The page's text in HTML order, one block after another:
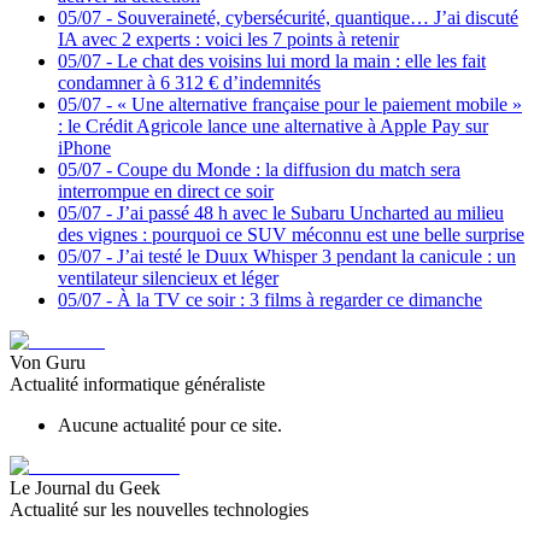
05/07 - Souveraineté, cybersécurité, quantique… J’ai discuté
IA avec 2 experts : voici les 7 points à retenir
05/07 - Le chat des voisins lui mord la main : elle les fait
condamner à 6 312 € d’indemnités
05/07 - « Une alternative française pour le paiement mobile »
: le Crédit Agricole lance une alternative à Apple Pay sur
iPhone
05/07 - Coupe du Monde : la diffusion du match sera
interrompue en direct ce soir
05/07 - J’ai passé 48 h avec le Subaru Uncharted au milieu
des vignes : pourquoi ce SUV méconnu est une belle surprise
05/07 - J’ai testé le Duux Whisper 3 pendant la canicule : un
ventilateur silencieux et léger
05/07 - À la TV ce soir : 3 films à regarder ce dimanche
Von Guru
Actualité informatique généraliste
Aucune actualité pour ce site.
Le Journal du Geek
Actualité sur les nouvelles technologies